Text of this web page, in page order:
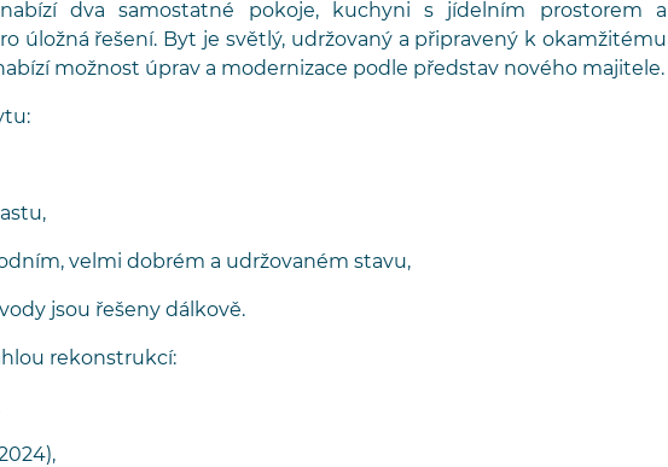
dva samostatné pokoje, kuchyni s jídelním prostorem a
úložná řešení. Byt je světlý, udržovaný a připravený k okamžitému
možnost úprav a modernizace podle představ nového majitele.
velmi dobrém a udržovaném stavu,
jsou řešeny dálkově.
rekonstrukcí: